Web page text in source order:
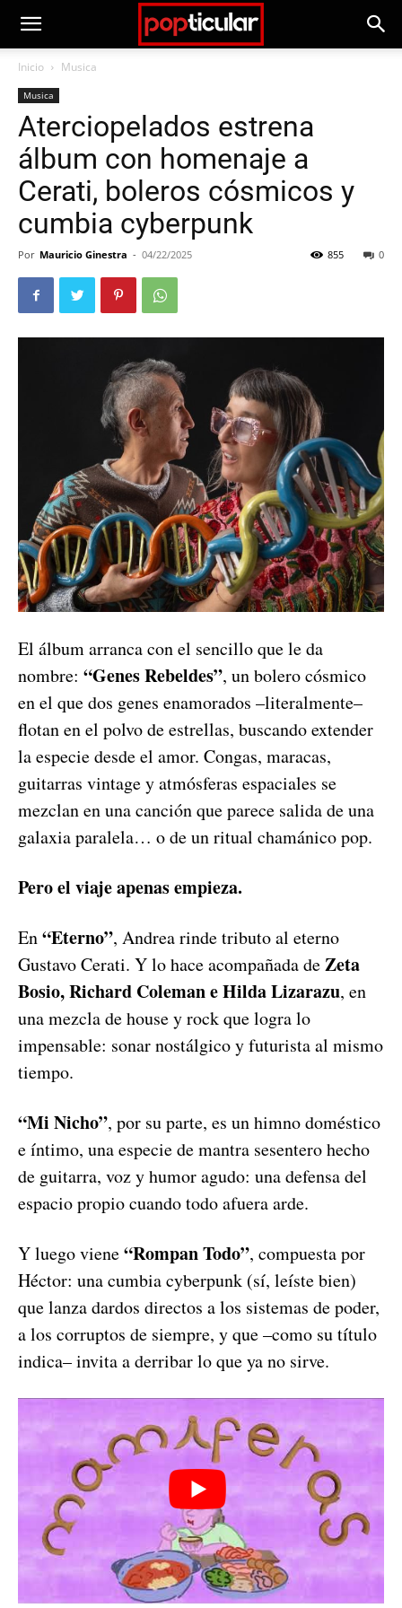
Inicio Musica
Musica
Aterciopelados estrena
álbum con homenaje a
Cerati, boleros cósmicos y
cumbia cyberpunk
Por Mauricio Ginestra - 04/22/2025 0
855
El álbum arranca con el sencillo que le da
nombre: “Genes Rebeldes”, un bolero cósmico
en el que dos genes enamorados –literalmente–
flotan en el polvo de estrellas, buscando extender
la especie desde el amor. Congas, maracas,
guitarras vintage y atmósferas espaciales se
mezclan en una canción que parece salida de una
galaxia paralela… o de un ritual chamánico pop.
Pero el viaje apenas empieza.
En“Eterno”, Andrea rinde tributo al eterno
Gustavo Cerati. Y lo hace acompañada deZeta
Bosio, Richard Coleman e Hilda Lizarazu, en
una mezcla de house y rock que logra lo
impensable: sonar nostálgico y futurista al mismo
tiempo.
“Mi Nicho”, por su parte, es un himno doméstico
e íntimo, una especie de mantra sesentero hecho
de guitarra, voz y humor agudo: una defensa del
espacio propio cuando todo afuera arde.
Y luego viene“Rompan Todo”, compuesta por
Héctor: una cumbia cyberpunk (sí, leíste bien)
que lanza dardos directos a los sistemas de poder,
a los corruptos de siempre, y que –como su título
indica– invita a derribar lo que ya no sirve.